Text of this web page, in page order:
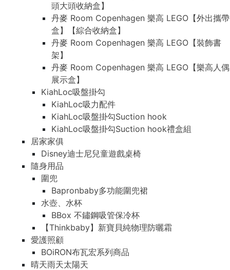
頭大頭收納盒】
丹麥 Room Copenhagen 樂高 LEGO【外出攜帶
盒】【綜合收納盒】
丹麥 Room Copenhagen 樂高 LEGO【裝飾書
架】
丹麥 Room Copenhagen 樂高 LEGO【樂高人偶
展示盒】
KiahLoc吸盤掛勾
KiahLoc吸力配件
KiahLoc吸盤掛勾Suction hook
KiahLoc吸盤掛勾Suction hook禮盒組
居家家俱
Disney迪士尼兒童遊戲桌椅
隨身用品
圍兜
Bapronbaby多功能圍兜裙
水壺、水杯
BBox 不鏽鋼吸管保冷杯
【Thinkbaby】新寶貝純物理防曬霜
愛護照顧
BOiRON布瓦宏系列商品
晴天雨天太陽天